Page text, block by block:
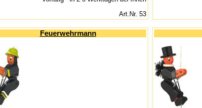
Art.Nr. 53
Feuerwehrmann